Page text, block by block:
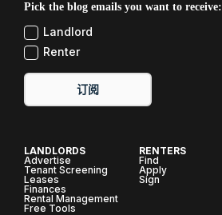
Pick the blog emails you want to receive:
Landlord
Renter
订阅
LANDLORDS
Advertise
Tenant Screening
Leases
Finances
Rental Management
Free Tools
RENTERS
Find
Apply
Sign